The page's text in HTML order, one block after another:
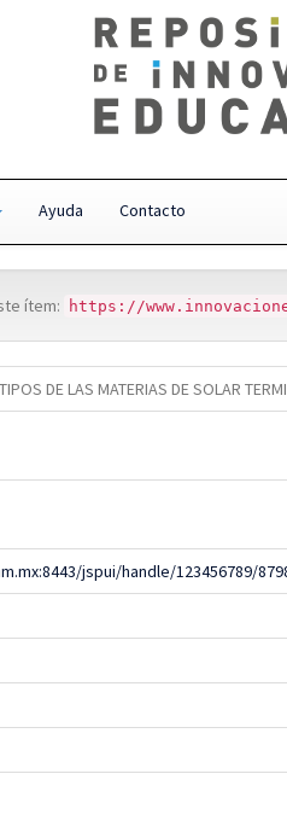
Ayuda Contacto
ítem: https://
DE LAS MATERIAS DE SOLAR
jspui/handle/123456789/